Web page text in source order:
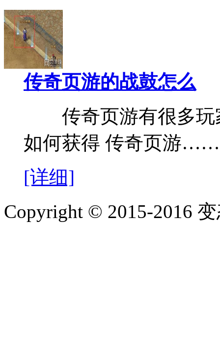
传奇页游的战鼓怎么
传奇页游有很多玩
如何获得 传奇页游……
[详细]
Copyright © 2015-2016